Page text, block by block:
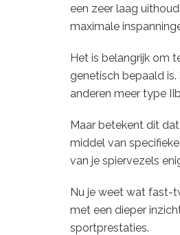
een zeer laag
maximale
Het is belangrijk om
genetisch bepaald
anderen meer type
Maar betekent dit
middel van
van je spiervezels
Nu je weet wat fast-
met een dieper
sportprestaties.